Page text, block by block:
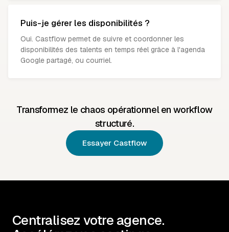
Puis-je gérer les disponibilités ?
Oui. Castflow permet de suivre et coordonner les
disponibilités des talents en temps réel grâce à l'agenda
Google partagé, ou courriel.
Transformez le chaos opérationnel en workflow
structuré.
Essayer Castflow
Centralisez votre agence.